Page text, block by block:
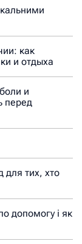
как
и отдыха
и
перед
для тих, хто
допомогу і як